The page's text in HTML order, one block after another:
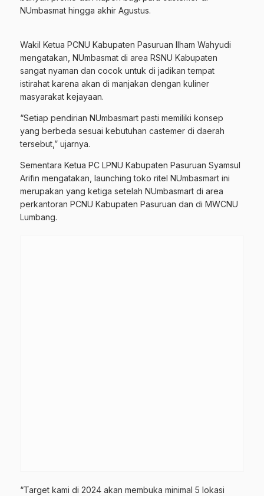
NUmbasmat hingga akhir Agustus.
Wakil Ketua PCNU Kabupaten Pasuruan Ilham Wahyudi
mengatakan, NUmbasmat di area RSNU Kabupaten
sangat nyaman dan cocok untuk di jadikan tempat
istirahat karena akan di manjakan dengan kuliner
masyarakat kejayaan.
“Setiap pendirian NUmbasmart pasti memiliki konsep
yang berbeda sesuai kebutuhan castemer di daerah
tersebut,” ujarnya.
Sementara Ketua PC LPNU Kabupaten Pasuruan Syamsul
Arifin mengatakan, launching toko ritel NUmbasmart ini
merupakan yang ketiga setelah NUmbasmart di area
perkantoran PCNU Kabupaten Pasuruan dan di MWCNU
Lumbang.
“Target kami di 2024 akan membuka minimal 5 lokasi